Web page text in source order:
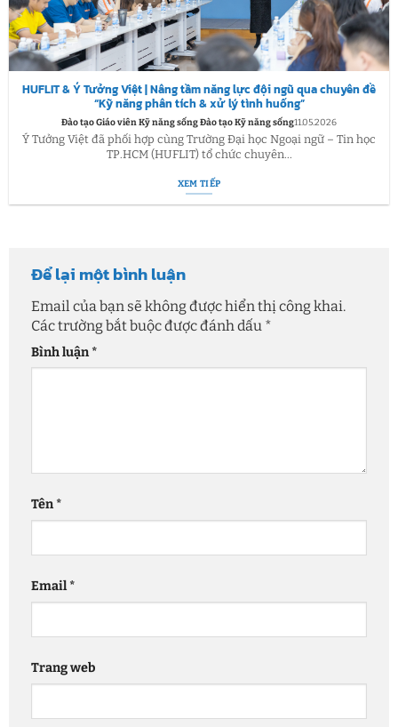
HUFLIT & Ý Tưởng Việt | Nâng tầm năng lực đội ngũ qua chuyên đề
“Kỹ năng phân tích & xử lý tình huống”
Đào tạo Giáo viên Kỹ năng sống Đào tạo Kỹ năng sống11.05.2026
Ý Tưởng Việt đã phối hợp cùng Trường Đại học Ngoại ngữ – Tin học
TP.HCM (HUFLIT) tổ chức chuyên...
XEM TIẾP
Để lại một bình luận
Email của bạn sẽ không được hiển thị công khai.
Các trường bắt buộc được đánh dấu *
Bình luận*
Tên*
Email*
Trang web